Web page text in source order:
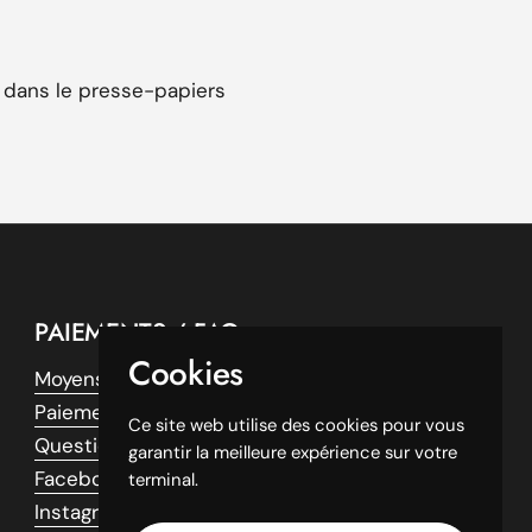
boites (voir options)
le presse-papiers
PAIEMENTS / FAQ
Moyens de paiements
Paiement 3X sans frais
Questions fréquentes
Facebook
Instagram
Cookies
Ce site web utilise des cookies pour vous
garantir la meilleure expérience sur votre
terminal.